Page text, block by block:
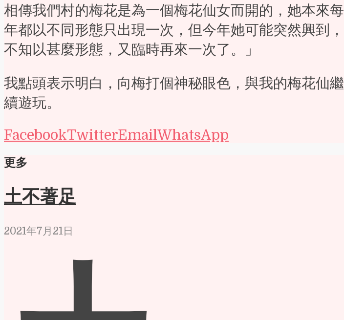
相傳我們村的梅花是為一個梅花仙女而開的，她本來每
年都以不同形態只出現一次，但今年她可能突然興到，
不知以甚麼形態，又臨時再來一次了。」
我點頭表示明白，向梅打個神秘眼色，與我的梅花仙繼
續遊玩。
FacebookTwitterEmailWhatsApp
更多
土不著足
2021年7月21日